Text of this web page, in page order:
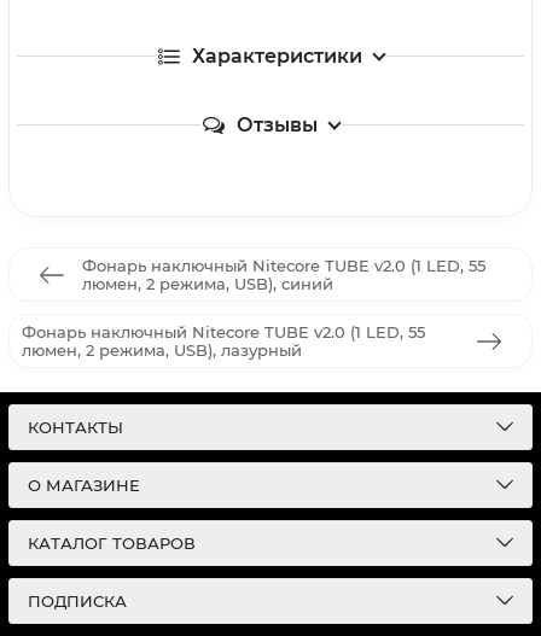
Характеристики
Отзывы
Фонарь наключный Nitecore TUBE v2.0 (1 LED, 55
люмен, 2 режима, USB), синий
Фонарь наключный Nitecore TUBE v2.0 (1 LED, 55
люмен, 2 режима, USB), лазурный
КОНТАКТЫ
О МАГАЗИНЕ
КАТАЛОГ ТОВАРОВ
ПОДПИСКА